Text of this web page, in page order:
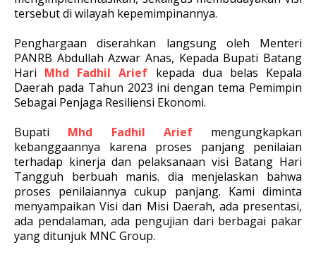
tersebut di wilayah kepemimpinannya.
Penghargaan diserahkan langsung oleh Menteri
PANRB Abdullah Azwar Anas, Kepada Bupati Batang
Hari Mhd Fadhil Arief kepada dua belas Kepala
Daerah pada Tahun 2023 ini dengan tema Pemimpin
Sebagai Penjaga Resiliensi Ekonomi.
Bupati Mhd Fadhil Arief mengungkapkan
kebanggaannya karena proses panjang penilaian
terhadap kinerja dan pelaksanaan visi Batang Hari
Tangguh berbuah manis. dia menjelaskan bahwa
proses penilaiannya cukup panjang. Kami diminta
menyampaikan Visi dan Misi Daerah, ada presentasi,
ada pendalaman, ada pengujian dari berbagai pakar
yang ditunjuk MNC Group.